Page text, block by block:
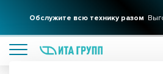
Обслужите всю технику разом